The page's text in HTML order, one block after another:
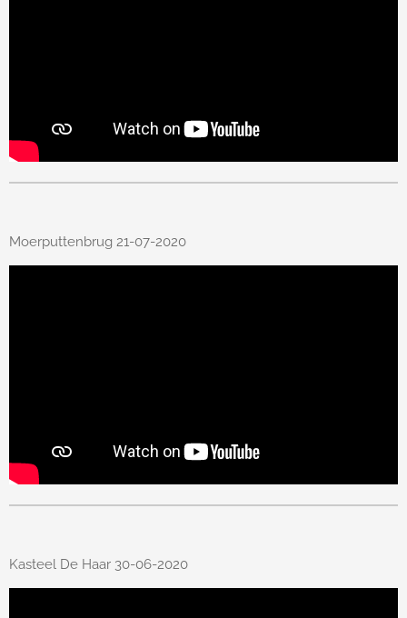
Moerputtenbrug 21-07-2020
Kasteel De Haar 30-06-2020